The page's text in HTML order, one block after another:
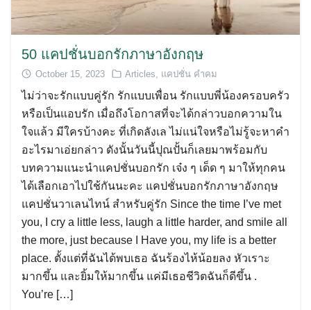
50 แคปชั่นบอกรักภาษาอังกฤษ
October 15, 2023 Articles, แคปชั่น คำคม
ไม่ว่าจะรักแบบคู่รัก รักแบบเพื่อน รักแบบพี่น้องครอบครัว
หรือเป็นแอบรัก เมื่อถึงโอกาสที่จะได้กล่าวบอกความใน
ใจแล้ว มีใครบ้างคะ ที่เกิดลังเล ไม่แน่ใจหรือไม่รู้จะหาคำ
อะไรมาเอ่ยกล่าว ดังนั้นวันนี้ปุณปั้นก็เลยมาพร้อมกับ
บทความแนะนำแคปชั่นบอกรัก เจ๋ง ๆ เด็ด ๆ มาให้ทุกคน
ได้เลือกเอาไปใช้กันนะคะ แคปชั่นบอกรักภาษาอังกฤษ
แคปชั่นวาเลนไทน์ สำหรับคู่รัก Since the time I’ve met
you, I cry a little less, laugh a little harder, and smile all
the more, just because I Have you, my life is a better
place. ตั้งแต่ที่ฉันได้พบเธอ ฉันร้องไห้น้อยลง หัวเราะ
มากขึ้น และยิ้มให้มากขึ้น แค่มีเธอชีวิตฉันก็ดีขึ้น .
You’re […]